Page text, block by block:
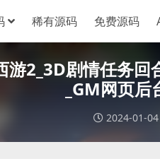
稀有源码 免费源码
2_3D剧情任务
_GM网页
2024-01-04